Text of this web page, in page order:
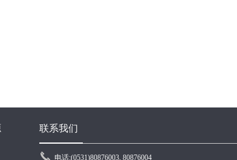
联系我们
电话:(0531)80876003, 80876004